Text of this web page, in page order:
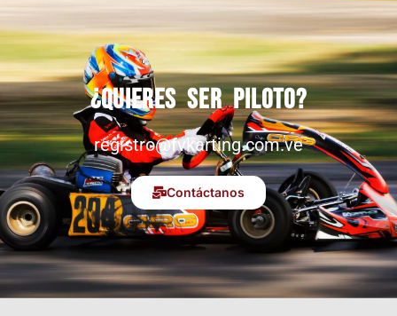
¿Quieres ser piloto?
registro@fvkarting.com.ve
Contáctanos